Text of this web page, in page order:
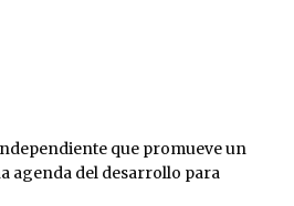
que promueve un
agenda del desarrollo para